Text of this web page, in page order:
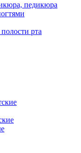
педикюра
рта